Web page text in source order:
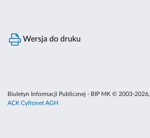
Wersja do druku
Biuletyn Informacji Publicznej - BIP MK © 2003-2026,
ACK Cyfronet AGH